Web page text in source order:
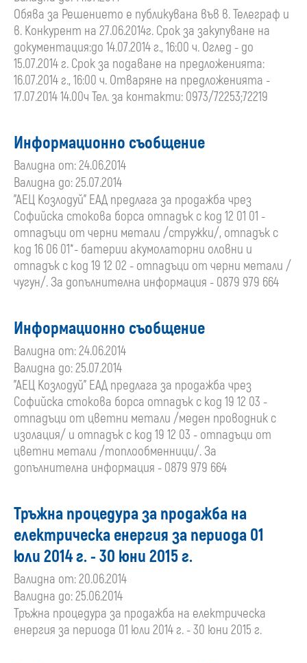
Обява за Решението е публикувана във в. Телеграф и
в. Конкурент на 27.06.2014г. Срок за закупуване на
документация:до 14.07.2014 г., 16:00 ч. Оглед - до
15.07.2014 г. Срок за подаване на предложенията:
16.07.2014 г., 16:00 ч. Отваряне на предложенията -
17.07.2014 14.00ч Тел. за контакти: 0973/72253;72219
Информационно съобщение
Валидна от: 24.06.2014
Валидна до: 25.07.2014
"АЕЦ Козлодуй" ЕАД предлага за продажба чрез
Софийска стокова борса отпадък с код 12 01 01 -
отпадъци от черни метали /стружки/, отпадък с
код 16 06 01*- батерии акумолаторни оловни и
отпадък с код 19 12 02 - отпадъци от черни метали /
чугун/. За допълнителна информация - 0879 979 664
Информационно съобщение
Валидна от: 24.06.2014
Валидна до: 25.07.2014
"АЕЦ Козлодуй" ЕАД предлага за продажба чрез
Софийска стокова борса отпадък с код 19 12 03 -
отпадъци от цветни метали /меден проводник с
изолация/ и отпадък с код 19 12 03 - отпадъци от
цветни метали /топлообменници/. За
допълнителна информация - 0879 979 664
Тръжна процедура за продажба на
електрическа енергия за периода 01
юли 2014 г. - 30 юни 2015 г.
Валидна от: 20.06.2014
Валидна до: 25.06.2014
Тръжна процедура за продажба на електрическа
енергия за периода 01 юли 2014 г. - 30 юни 2015 г.